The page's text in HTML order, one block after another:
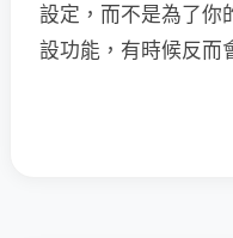
設定，而不是為了你
設功能，有時候反而